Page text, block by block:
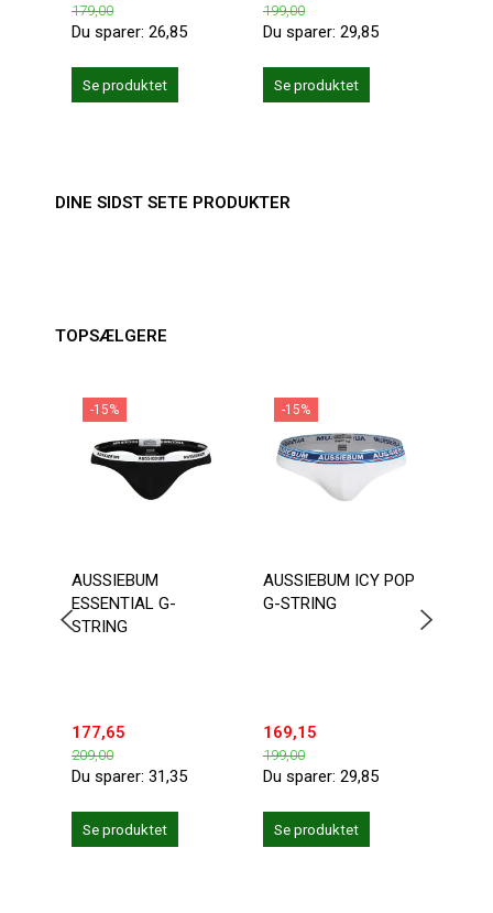
179,00
Du sparer: 26,85
Se produktet
199,00
Du sparer: 29,85
Se produktet
DINE SIDST SETE PRODUKTER
TOPSÆLGERE
-15%
AUSSIEBUM
ESSENTIAL G-
STRING
177,65
209,00
Du sparer: 31,35
Se produktet
-15%
AUSSIEBUM ICY POP
G-STRING
169,15
199,00
Du sparer: 29,85
Se produktet